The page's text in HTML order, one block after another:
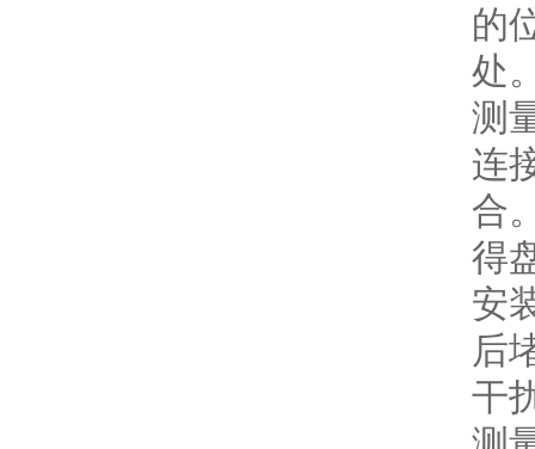
的
处
测
连
合
得
安
后
干